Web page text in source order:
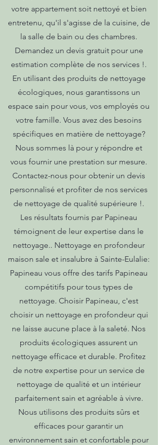
votre appartement soit nettoyé et bien
entretenu, qu'il s'agisse de la cuisine, de
la salle de bain ou des chambres.
Demandez un devis gratuit pour une
estimation complète de nos services !.
En utilisant des produits de nettoyage
écologiques, nous garantissons un
espace sain pour vous, vos employés ou
votre famille. Vous avez des besoins
spécifiques en matière de nettoyage?
Nous sommes là pour y répondre et
vous fournir une prestation sur mesure.
Contactez-nous pour obtenir un devis
personnalisé et profiter de nos services
de nettoyage de qualité supérieure !.
Les résultats fournis par Papineau
témoignent de leur expertise dans le
nettoyage.. Nettoyage en profondeur
maison sale et insalubre à Sainte-Eulalie:
Papineau vous offre des tarifs Papineau
compétitifs pour tous types de
nettoyage. Choisir Papineau, c'est
choisir un nettoyage en profondeur qui
ne laisse aucune place à la saleté. Nos
produits écologiques assurent un
nettoyage efficace et durable. Profitez
de notre expertise pour un service de
nettoyage de qualité et un intérieur
parfaitement sain et agréable à vivre.
Nous utilisons des produits sûrs et
efficaces pour garantir un
environnement sain et confortable pour